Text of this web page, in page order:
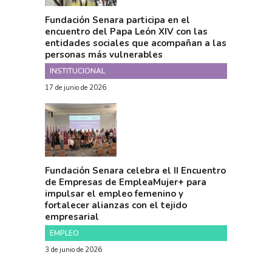
Fundación Senara participa en el
encuentro del Papa León XIV con las
entidades sociales que acompañan a las
personas más vulnerables
INSTITUCIONAL
17 de junio de 2026
Fundación Senara celebra el II Encuentro
de Empresas de EmpleaMujer+ para
impulsar el empleo femenino y
fortalecer alianzas con el tejido
empresarial
EMPLEO
3 de junio de 2026